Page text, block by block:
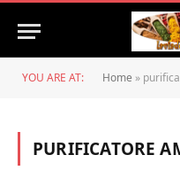
YOU ARE AT: Home »
PURIFICATORE